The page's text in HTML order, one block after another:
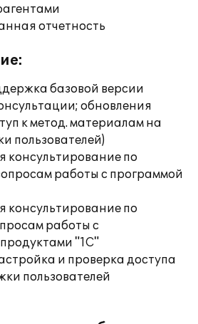
отчетность
базовой версии
обновления
к метод. материалам на
пользователей)
консультирование по
работы с программой
консультирование по
работы с
"1С"
и проверка доступа
пользователей